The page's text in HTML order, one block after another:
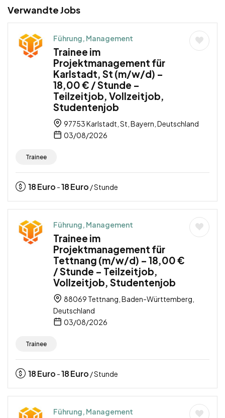
Verwandte Jobs
Führung, Management
Trainee im
Projektmanagement für
Karlstadt, St (m/w/d) –
18,00 € / Stunde –
Teilzeitjob, Vollzeitjob,
Studentenjob
97753 Karlstadt, St, Bayern, Deutschland
03/08/2026
Trainee
18Euro -18Euro / Stunde
Führung, Management
Trainee im
Projektmanagement für
Tettnang (m/w/d) – 18,00 €
/ Stunde – Teilzeitjob,
Vollzeitjob, Studentenjob
88069 Tettnang, Baden-Württemberg,
Deutschland
03/08/2026
Trainee
18Euro -18Euro / Stunde
Führung, Management